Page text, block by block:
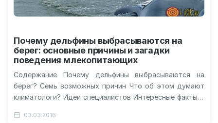
Почему дельфины выбрасываются на
берег: основные причины и загадки
поведения млекопитающих
Содержание Почему дельфины выбрасываются на
берег? Семь возможных причин Что об этом думают
климатологи? Идеи специалистов Интересные факты о
03.03.2016